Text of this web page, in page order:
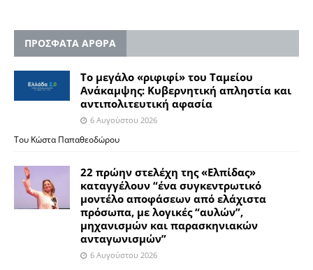
ΠΡΟΣΦΑΤΑ ΑΡΘΡΑ
Το μεγάλο «ριφιφί» του Ταμείου
Ανάκαμψης: Κυβερνητική απληστία και
αντιπολιτευτική αφασία
6 Αυγούστου 2026
Του Κώστα Παπαθεοδώρου
22 πρώην στελέχη της «Ελπίδας»
καταγγέλουν “ένα συγκεντρωτικό
μοντέλο αποφάσεων από ελάχιστα
πρόσωπα, με λογικές “αυλών”,
μηχανισμών και παρασκηνιακών
ανταγωνισμών”
6 Αυγούστου 2026